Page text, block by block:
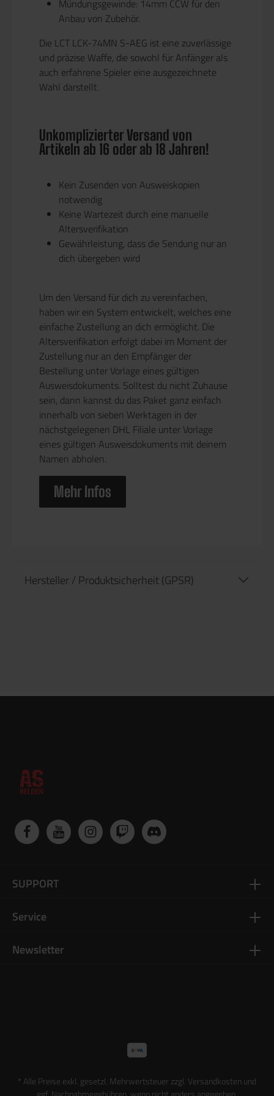
Mündungsgewinde: 14mm CCW für den
Anbau von Zubehör.
Die LCT LCK-74MN S-AEG ist eine zuverlässige
und präzise Waffe, die sowohl für Anfänger als
auch erfahrene Spieler eine ausgezeichnete
Wahl darstellt.
Unkomplizierter Versand von
Artikeln ab 16 oder ab 18 Jahren!
Kein Zusenden von Ausweiskopien
notwendig
Keine Wartezeit durch eine manuelle
Altersverifikation
Gewährleistung, dass die Sendung nur an
dich übergeben wird
Um den Versand für dich zu vereinfachen,
haben wir ein System entwickelt, welches eine
einfache Zustellung an dich ermöglicht. Die
Altersverifikation erfolgt dabei im Moment der
Zustellung nur an den Empfänger der
Bestellung unter Vorlage eines gültigen
Ausweisdokuments. Solltest du nicht Zuhause
sein, dann kannst du das Paket ganz einfach
innerhalb von sieben Werktagen in der
nächstgelegenen DHL Filiale unter Vorlage
eines gültigen Ausweisdokuments mit deinem
Namen abholen.
Mehr Infos
Hersteller / Produktsicherheit (GPSR)
Newsletter
SUPPORT
Service
* Alle Preise exkl. gesetzl. Mehrwertsteuer zzgl. Versandkostenund